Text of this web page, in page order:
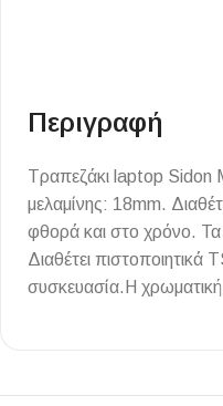
Ντεκόρ - Μπάνιου
Τοίχου - Δαπέδου Μπάνιου
Πισίνας
Επένδυσης Τοίχου
Περιγραφή
Τραπεζάκι laptop Sidon
μελαμίνης: 18mm.
φθορά και στο χρόνο. Τα
Διαθέτει
συσκευασία.Η